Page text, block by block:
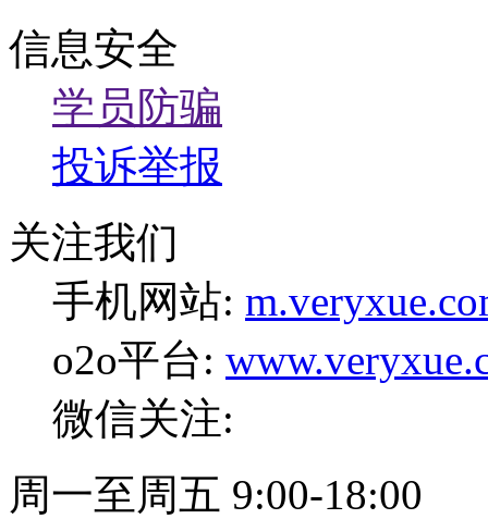
信息安全
学员防骗
投诉举报
关注我们
手机网站:
o2o平台:
微信关注:
周一至周五 9:00-18:00